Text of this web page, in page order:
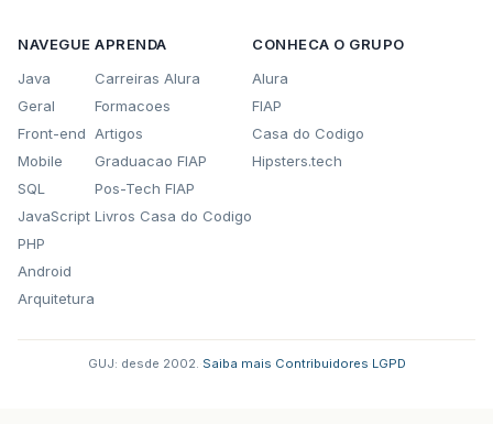
NAVEGUE
Java
Geral
Front-end
Mobile
SQL
JavaScript
PHP
Android
Arquitetura
APRENDA
Carreiras Alura
Formacoes
Artigos
Graduacao FIAP
Pos-Tech FIAP
Livros Casa do Codigo
CONHECA O GRUPO
Alura
FIAP
Casa do Codigo
Hipsters.tech
GUJ: desde 2002. Saiba mais Contribuidores LGPD